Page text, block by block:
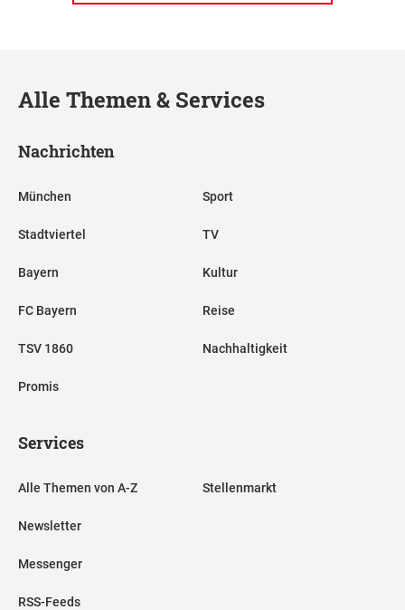
Alle Themen & Services
Nachrichten
München
Stadtviertel
Bayern
FC Bayern
TSV 1860
Promis
Sport
TV
Kultur
Reise
Nachhaltigkeit
Services
Alle Themen von A-Z
Newsletter
Messenger
RSS-Feeds
Stellenmarkt